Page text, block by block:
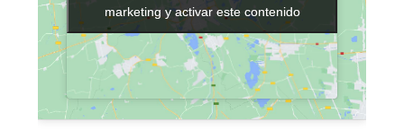
marketing y activar este contenido
marketing y activar este contenido